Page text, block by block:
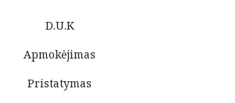
D.U.K
Apmokėjimas
Pristatymas